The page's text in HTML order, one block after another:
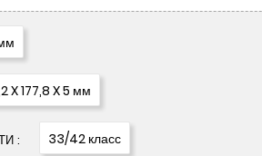
X 177,8 X 5 мм
: 33/42 класс